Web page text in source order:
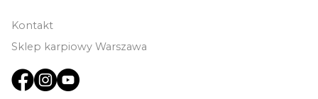
Kontakt
Sklep karpiowy Warszawa